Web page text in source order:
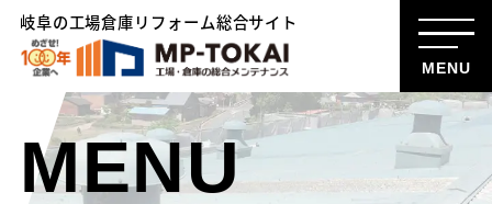
岐阜の工場倉庫リフォーム総合サイト
MENU
MENU